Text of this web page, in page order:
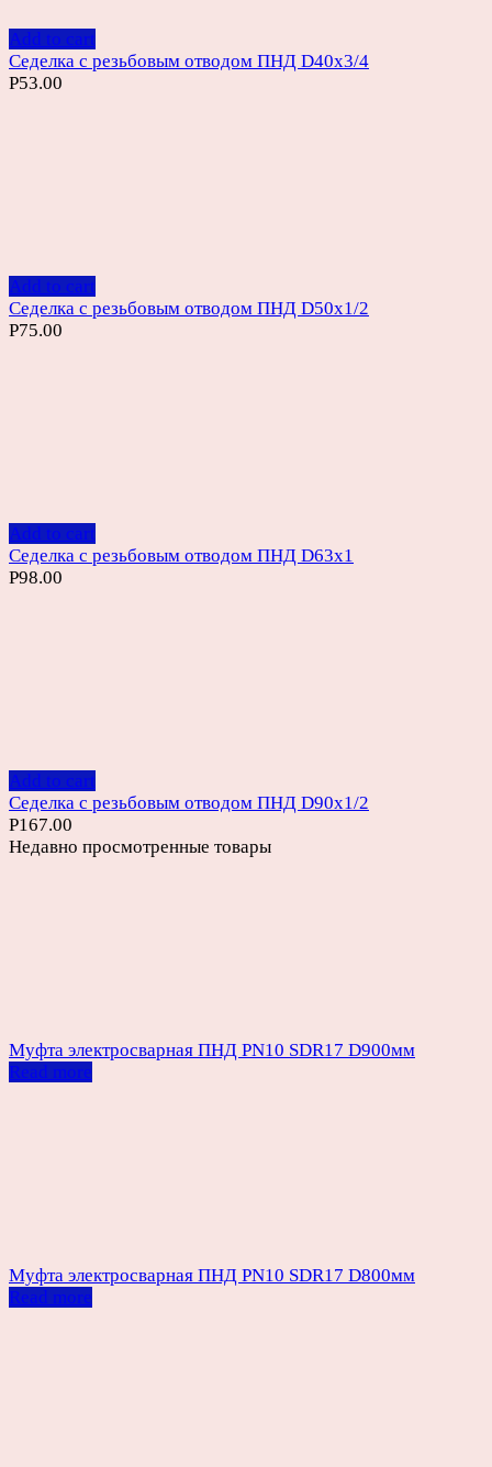
Add to cart
Седелка с резьбовым отводом ПНД D40х3/4
Р53.00
Add to cart
Седелка с резьбовым отводом ПНД D50х1/2
Р75.00
Add to cart
Седелка с резьбовым отводом ПНД D63х1
Р98.00
Add to cart
Седелка с резьбовым отводом ПНД D90х1/2
Р167.00
Недавно просмотренные товары
Муфта электросварная ПНД PN10 SDR17 D900мм
Read more
Муфта электросварная ПНД PN10 SDR17 D800мм
Read more